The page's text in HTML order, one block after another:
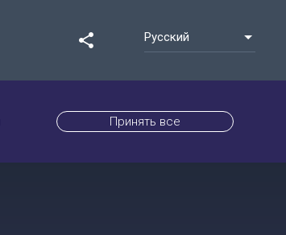
share Русский
Принять все